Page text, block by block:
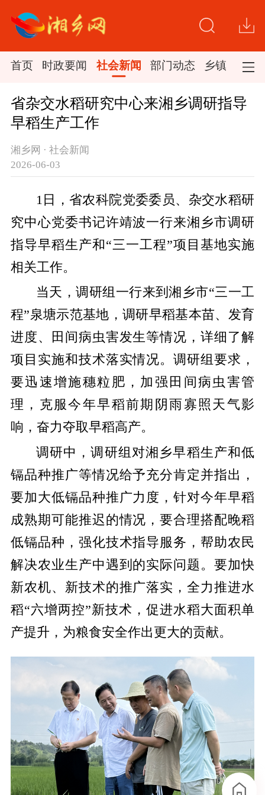
首页 时政要闻 社会新闻 部门动态 乡镇新闻
省杂交水稻研究中心来湘乡调研指导
早稻生产工作
湘乡网 · 社会新闻
2026-06-03
1日，省农科院党委委员、杂交水稻研
究中心党委书记许靖波一行来湘乡市调研
指导早稻生产和“三一工程”项目基地实施
相关工作。
当天，调研组一行来到湘乡市“三一工
程”泉塘示范基地，调研早稻基本苗、发育
进度、田间病虫害发生等情况，详细了解
项目实施和技术落实情况。调研组要求，
要迅速增施穗粒肥，加强田间病虫害管
理，克服今年早稻前期阴雨寡照天气影
响，奋力夺取早稻高产。
调研中，调研组对湘乡早稻生产和低
镉品种推广等情况给予充分肯定并指出，
要加大低镉品种推广力度，针对今年早稻
成熟期可能推迟的情况，要合理搭配晚稻
低镉品种，强化技术指导服务，帮助农民
解决农业生产中遇到的实际问题。要加快
新农机、新技术的推广落实，全力推进水
稻“六增两控”新技术，促进水稻大面积单
产提升，为粮食安全作出更大的贡献。